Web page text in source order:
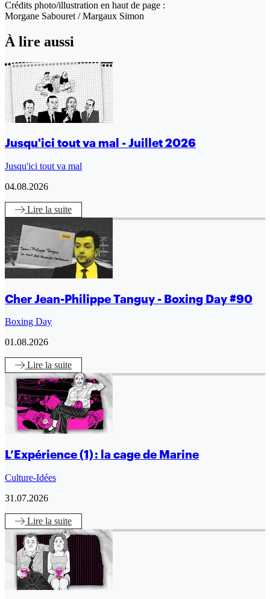
Crédits photo/illustration en haut de page :
Morgane Sabouret / Margaux Simon
À lire aussi
Jusqu'ici tout va mal - Juillet 2026
Jusqu'ici tout va mal
04.08.2026
Lire la suite
Cher Jean-Philippe Tanguy - Boxing Day #90
Boxing Day
01.08.2026
Lire la suite
L’Expérience (1) : la cage de Marine
Culture-Idées
31.07.2026
Lire la suite